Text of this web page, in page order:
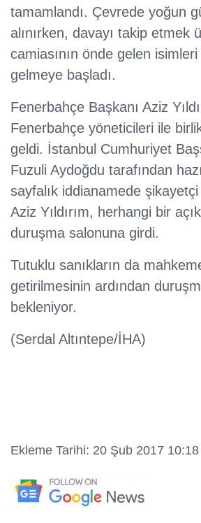
tamamlandı. Çevrede yoğun
alınırken, davayı takip etmek
camiasının önde gelen isimleri
gelmeye başladı.
Fenerbahçe Başkanı Aziz
Fenerbahçe yöneticileri ile
geldi. İstanbul Cumhuriyet
Fuzuli Aydoğdu tarafından
sayfalık iddianamede
Aziz Yıldırım, herhangi bir
duruşma salonuna girdi.
Tutuklu sanıkların da
getirilmesinin ardından
bekleniyor.
(Serdal Altıntepe/İHA)
Ekleme Tarihi: 20 Şub 2017 10:18